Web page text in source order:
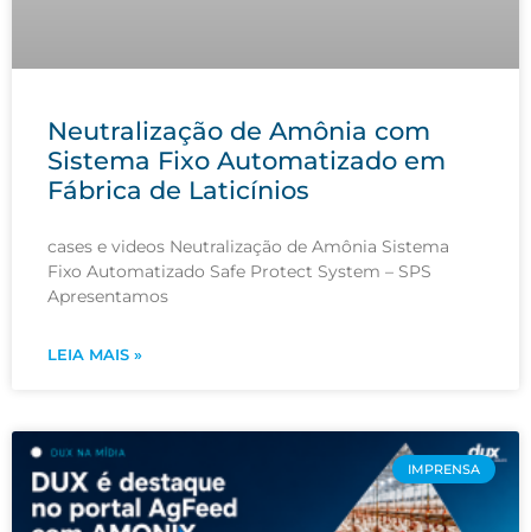
Neutralização de Amônia com
Sistema Fixo Automatizado em
Fábrica de Laticínios
cases e videos Neutralização de Amônia Sistema
Fixo Automatizado Safe Protect System – SPS
Apresentamos
LEIA MAIS »
IMPRENSA